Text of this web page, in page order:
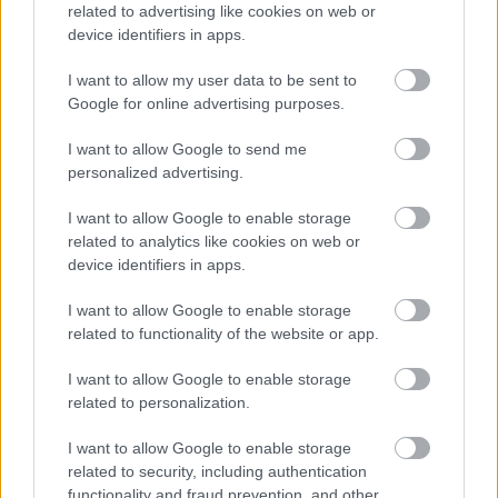
related to advertising like cookies on web or
device identifiers in apps.
I want to allow my user data to be sent to
Google for online advertising purposes.
I want to allow Google to send me
personalized advertising.
I want to allow Google to enable storage
related to analytics like cookies on web or
device identifiers in apps.
I want to allow Google to enable storage
related to functionality of the website or app.
I want to allow Google to enable storage
related to personalization.
I want to allow Google to enable storage
related to security, including authentication
ΠΟΕΔΗΝ: Οκτώ καταγγελίες για
βιασμό τουριστριών στη Ζάκυνθο από
τα μέσα Ιουνίου
αποκαλύπτει τον μελλοντικό κίνδυνο
κατάθλιψης και άγχους – Τι έδειξε
μελέτη του Stanford με ...